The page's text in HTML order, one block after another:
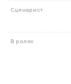
Сценарист
В ролях